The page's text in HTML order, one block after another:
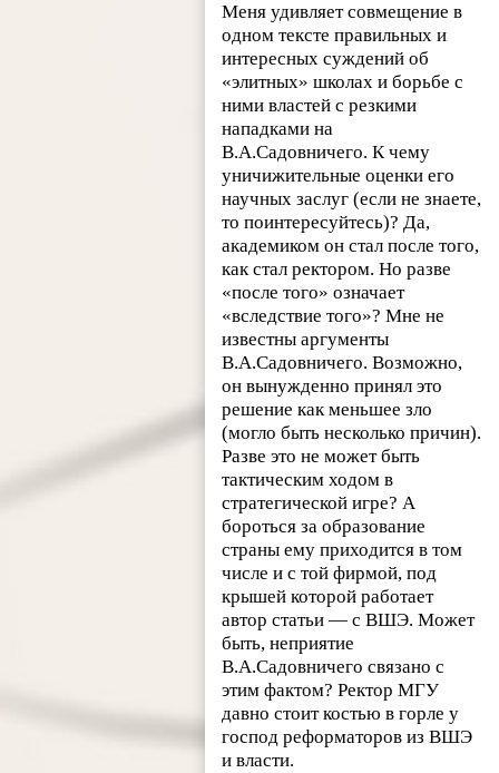
Меня удивляет совмещение в
одном тексте правильных и
интересных суждений об
«элитных» школах и борьбе с
ними властей с резкими
нападками на
В.А.Садовничего. К чему
уничижительные оценки его
научных заслуг (если не знаете,
то поинтересуйтесь)? Да,
академиком он стал после того,
как стал ректором. Но разве
«после того» означает
«вследствие того»? Мне не
известны аргументы
В.А.Садовничего. Возможно,
он вынужденно принял это
решение как меньшее зло
(могло быть несколько причин).
Разве это не может быть
тактическим ходом в
стратегической игре? А
бороться за образование
страны ему приходится в том
числе и с той фирмой, под
крышей которой работает
автор статьи — с ВШЭ. Может
быть, неприятие
В.А.Садовничего связано с
этим фактом? Ректор МГУ
давно стоит костью в горле у
господ реформаторов из ВШЭ
и власти.